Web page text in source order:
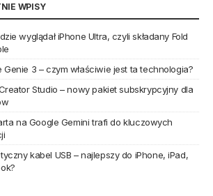
WPISY
wyglądał iPhone Ultra, czyli składany Fold
Genie 3 – czym właściwie jest ta technologia?
Studio – nowy pakiet subskrypcyjny dla
na Google Gemini trafi do kluczowych
kabel USB – najlepszy do iPhone, iPad,